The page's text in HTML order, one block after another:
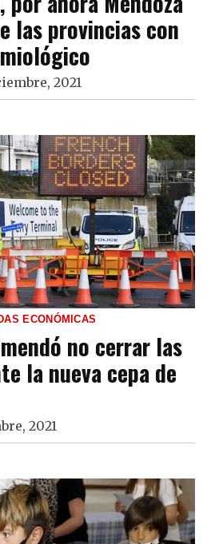
las provincias con
2021
ECONÓMICAS
no cerrar las
la nueva cepa de
2021